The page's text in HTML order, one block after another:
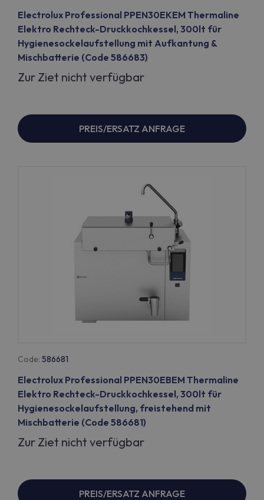
Electrolux Professional PPEN30EKEM Thermaline
Elektro Rechteck-Druckkochkessel, 300lt für
Hygienesockelaufstellung mit Aufkantung &
Mischbatterie (Code 586683)
Zur Ziet nicht verfügbar
PREIS/ERSATZ ANFRAGE
Code: 586681
Electrolux Professional PPEN30EBEM Thermaline
Elektro Rechteck-Druckkochkessel, 300lt für
Hygienesockelaufstellung, freistehend mit
Mischbatterie (Code 586681)
Zur Ziet nicht verfügbar
PREIS/ERSATZ ANFRAGE